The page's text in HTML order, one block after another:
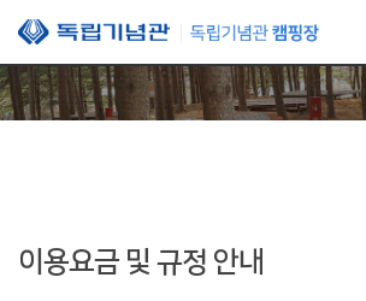
본문 바로가기
이용요금 및 규정 안내